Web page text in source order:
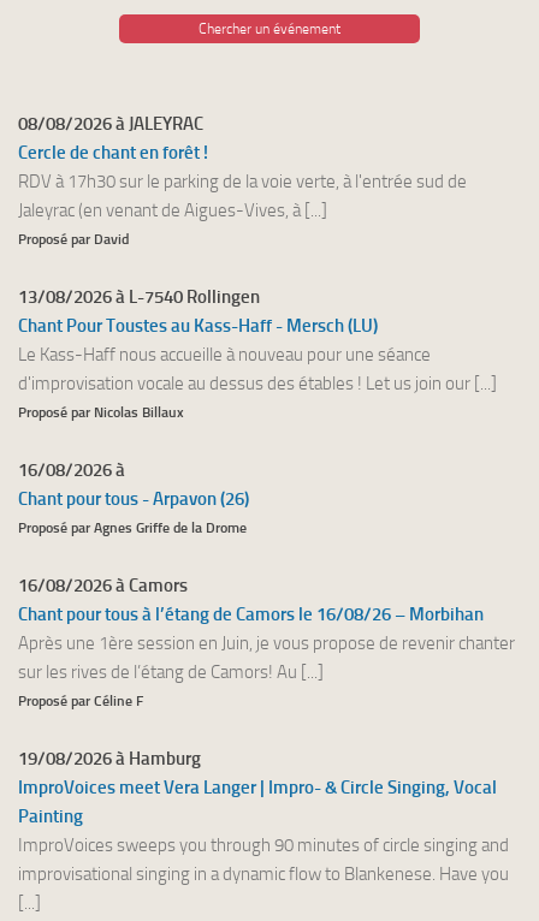
Chercher un événement
08/08/2026 à JALEYRAC
Cercle de chant en forêt !
RDV à 17h30 sur le parking de la voie verte, à l'entrée sud de
Jaleyrac (en venant de Aigues-Vives, à [...]
Proposé par David
13/08/2026 à L-7540 Rollingen
Chant Pour Toustes au Kass-Haff - Mersch (LU)
Le Kass-Haff nous accueille à nouveau pour une séance
d'improvisation vocale au dessus des étables ! Let us join our [...]
Proposé par Nicolas Billaux
16/08/2026 à
Chant pour tous - Arpavon (26)
Proposé par Agnes Griffe de la Drome
16/08/2026 à Camors
Chant pour tous à l’étang de Camors le 16/08/26 – Morbihan
Après une 1ère session en Juin, je vous propose de revenir chanter
sur les rives de l’étang de Camors! Au [...]
Proposé par Céline F
19/08/2026 à Hamburg
ImproVoices meet Vera Langer | Impro- & Circle Singing, Vocal
Painting
ImproVoices sweeps you through 90 minutes of circle singing and
improvisational singing in a dynamic flow to Blankenese. Have you
[...]